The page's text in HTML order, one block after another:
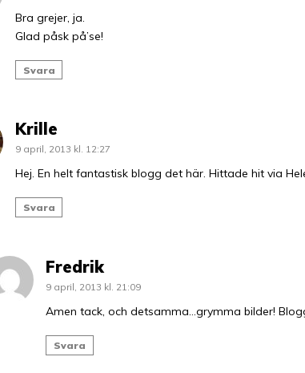
Bra grejer, ja.
Glad påsk på’se!
Svara
Krille
9 april, 2013 kl. 12:27
Hej. En helt fantastisk blogg det här. Hittade hit via
Svara
Fredrik
9 april, 2013 kl. 21:09
Amen tack, och detsamma…grymma bilder!
Svara